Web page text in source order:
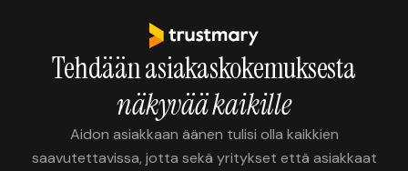
Tehdään asiakaskokemuksesta
näkyvää kaikille
Aidon asiakkaan äänen tulisi olla kaikkien
saavutettavissa, jotta sekä yritykset että asiakkaat